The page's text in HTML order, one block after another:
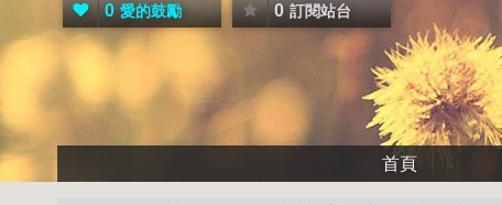
0 愛的鼓勵 0 訂閱站台
首頁